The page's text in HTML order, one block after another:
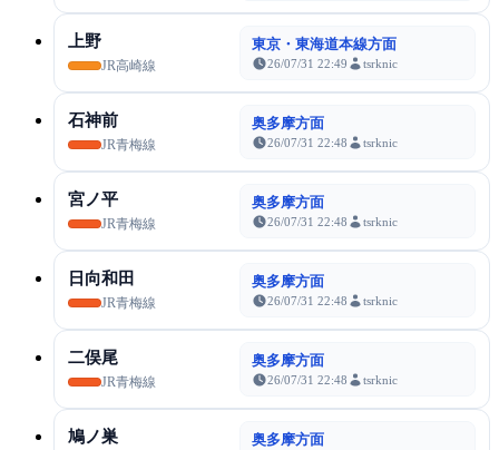
上野
JR高崎線
東京・東海道本線方面
26/07/31 22:49 tsrknic
石神前
JR青梅線
奥多摩方面
26/07/31 22:48 tsrknic
宮ノ平
JR青梅線
奥多摩方面
26/07/31 22:48 tsrknic
日向和田
JR青梅線
奥多摩方面
26/07/31 22:48 tsrknic
二俣尾
JR青梅線
奥多摩方面
26/07/31 22:48 tsrknic
鳩ノ巣 奥多摩方面